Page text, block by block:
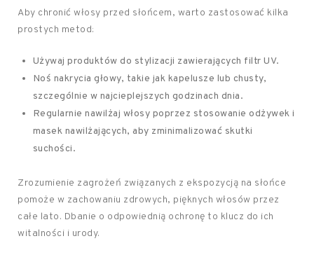
Aby chronić włosy przed słońcem, warto zastosować kilka
prostych metod:
Używaj produktów do stylizacji zawierających filtr UV.
Noś nakrycia głowy, takie jak kapelusze lub chusty,
szczególnie w najcieplejszych godzinach dnia.
Regularnie nawilżaj włosy poprzez stosowanie odżywek i
masek nawilżających, aby zminimalizować skutki
suchości.
Zrozumienie zagrożeń związanych z ekspozycją na słońce
pomoże w zachowaniu zdrowych, pięknych włosów przez
całe lato. Dbanie o odpowiednią ochronę to klucz do ich
witalności i urody.